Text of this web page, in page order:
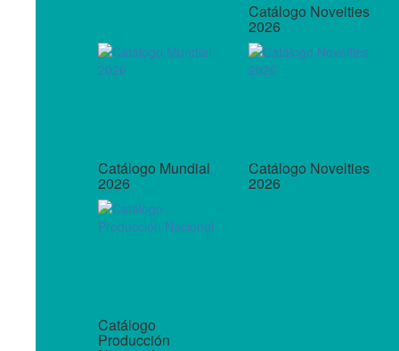
Catálogo Novelties
2026
Catálogo Mundial
2026
Catálogo Novelties
2026
Catálogo
Producción